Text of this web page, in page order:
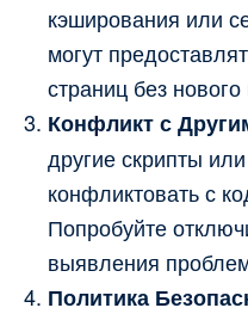
кэширования или
могут
страниц без нового
Конфликт с
другие скрипты
конфликтовать с
Попробуйте
выявления
Политика